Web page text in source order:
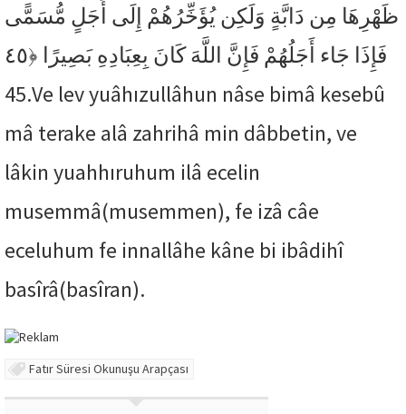
ظَهْرِهَا مِن دَابَّةٍ وَلَكِن يُؤَخِّرُهُمْ إِلَى أَجَلٍ مُّسَمًّى
فَإِذَا جَاء أَجَلُهُمْ فَإِنَّ اللَّهَ كَانَ بِعِبَادِهِ بَصِيرًا ﴿٤٥
45.Ve lev yuâhızullâhun nâse bimâ kesebû
mâ terake alâ zahrihâ min dâbbetin, ve
lâkin yuahhıruhum ilâ ecelin
musemmâ(musemmen), fe izâ câe
eceluhum fe innallâhe kâne bi ibâdihî
basîrâ(basîran).
Fatır Süresi Okunuşu Arapçası